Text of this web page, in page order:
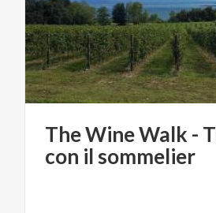
TheWineWalk -
con il sommelier